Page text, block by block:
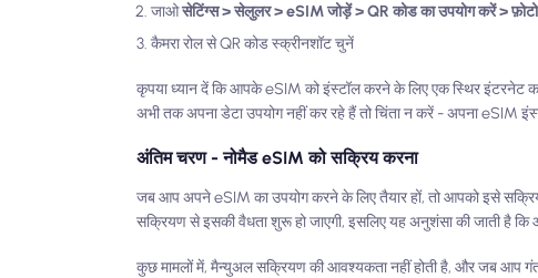
जाओसेटिंग्स > सेलुलर > eSIM जोड़ें > QR कोड का उपयोग करें >
कैमरा रोल से QR कोड स्क्रीनशॉट चुनें
कृपया ध्यान दें कि आपके eSIM को इंस्टॉल करने के लिए एक स्थिर
अभी तक अपना डेटा उपयोग नहीं कर रहे हैं तो चिंता न करें - अपना
अंतिम चरण - नोमैड eSIM को सक्रिय करना
जब आप अपने eSIM का उपयोग करने के लिए तैयार हों, तो आपको इसे
सक्रियण से इसकी वैधता शुरू हो जाएगी, इसलिए यह अनुशंसा की जाती है
कुछ मामलों में, मैन्युअल सक्रियण की आवश्यकता नहीं होती है, और जब आप